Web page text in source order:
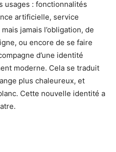
usages : fonctionnalités
artificielle, service
jamais l’obligation, de
ou encore de se faire
d’une identité
moderne. Cela se traduit
plus chaleureux, et
Cette nouvelle identité a